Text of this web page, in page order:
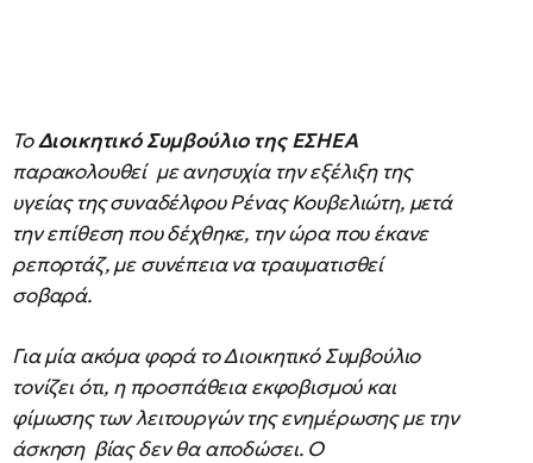
ΤοΔιοικητικό Συμβούλιο της ΕΣΗΕΑ
παρακολουθεί με ανησυχία την εξέλιξη της
υγείας της συναδέλφου Ρένας Κουβελιώτη, μετά
την επίθεση που δέχθηκε, την ώρα που έκανε
ρεπορτάζ, με συνέπεια να τραυματισθεί
σοβαρά.
Για μία ακόμα φορά το Διοικητικό Συμβούλιο
τονίζει ότι, η προσπάθεια εκφοβισμού και
φίμωσης των λειτουργών της ενημέρωσης με την
άσκηση βίας δεν θα αποδώσει. Ο